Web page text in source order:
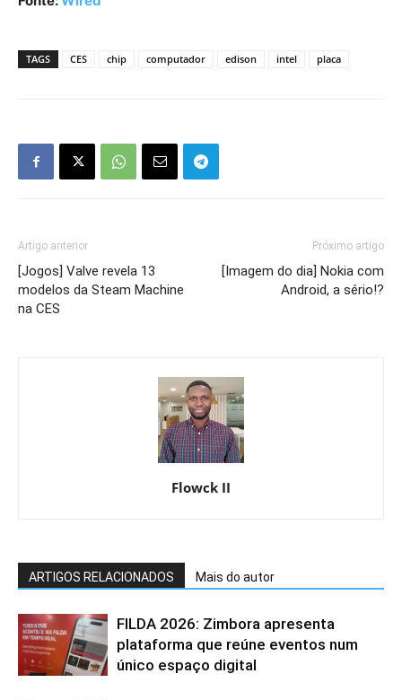
TAGS CES chip computador edison intel placa
Artigo anterior
[Jogos] Valve revela 13
modelos da Steam Machine
na CES
Próximo artigo
[Imagem do dia] Nokia com
Android, a sério!?
Flowck II
ARTIGOS RELACIONADOS Mais do autor
FILDA 2026: Zimbora apresenta
plataforma que reúne eventos num
único espaço digital